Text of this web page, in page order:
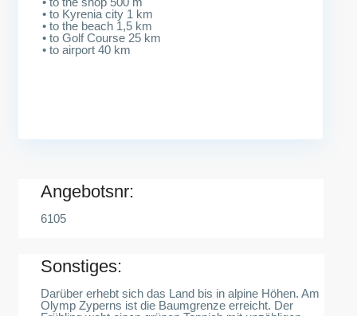
• to Kyrenia city 1 km
• to the beach 1,5 km
• to Golf Course 25 km
• to airport 40 km
Angebotsnr:
6105
Sonstiges:
Darüber erhebt sich das Land bis in alpine Höhen. Am
Olymp Zyperns ist die Baumgrenze erreicht. Der